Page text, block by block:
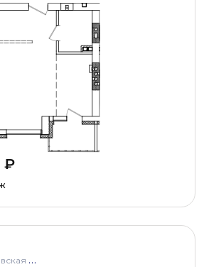
₽
Тарасовка, мкр Пушкарь, дома № 1, 2, 3